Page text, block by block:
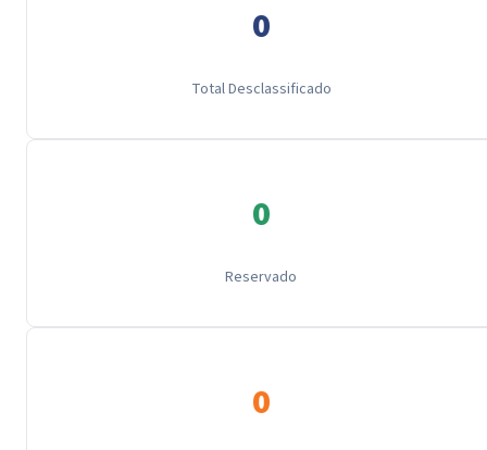
0
Total Desclassificado
0
Reservado
0